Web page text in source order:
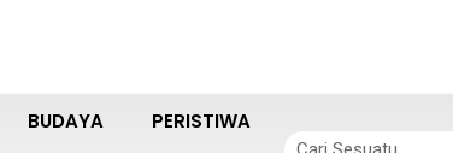
BUDAYA PERISTIWA